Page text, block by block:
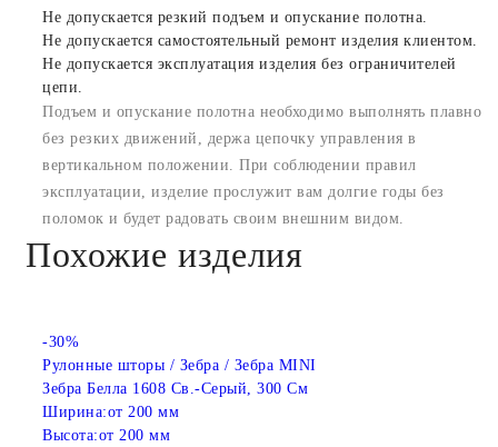
Не допускается резкий подъем и опускание полотна.
Не допускается самостоятельный ремонт изделия клиентом.
Не допускается эксплуатация изделия без ограничителей
цепи.
Подъем и опускание полотна необходимо выполнять плавно
без резких движений, держа цепочку управления в
вертикальном положении. При соблюдении правил
эксплуатации, изделие прослужит вам долгие годы без
поломок и будет радовать своим внешним видом.
Похожие изделия
-30%
Рулонные шторы / Зебра / Зебра MINI
Зебра Белла 1608 Св.-Серый, 300 См
Ширина:от 200 мм
Высота:от 200 мм